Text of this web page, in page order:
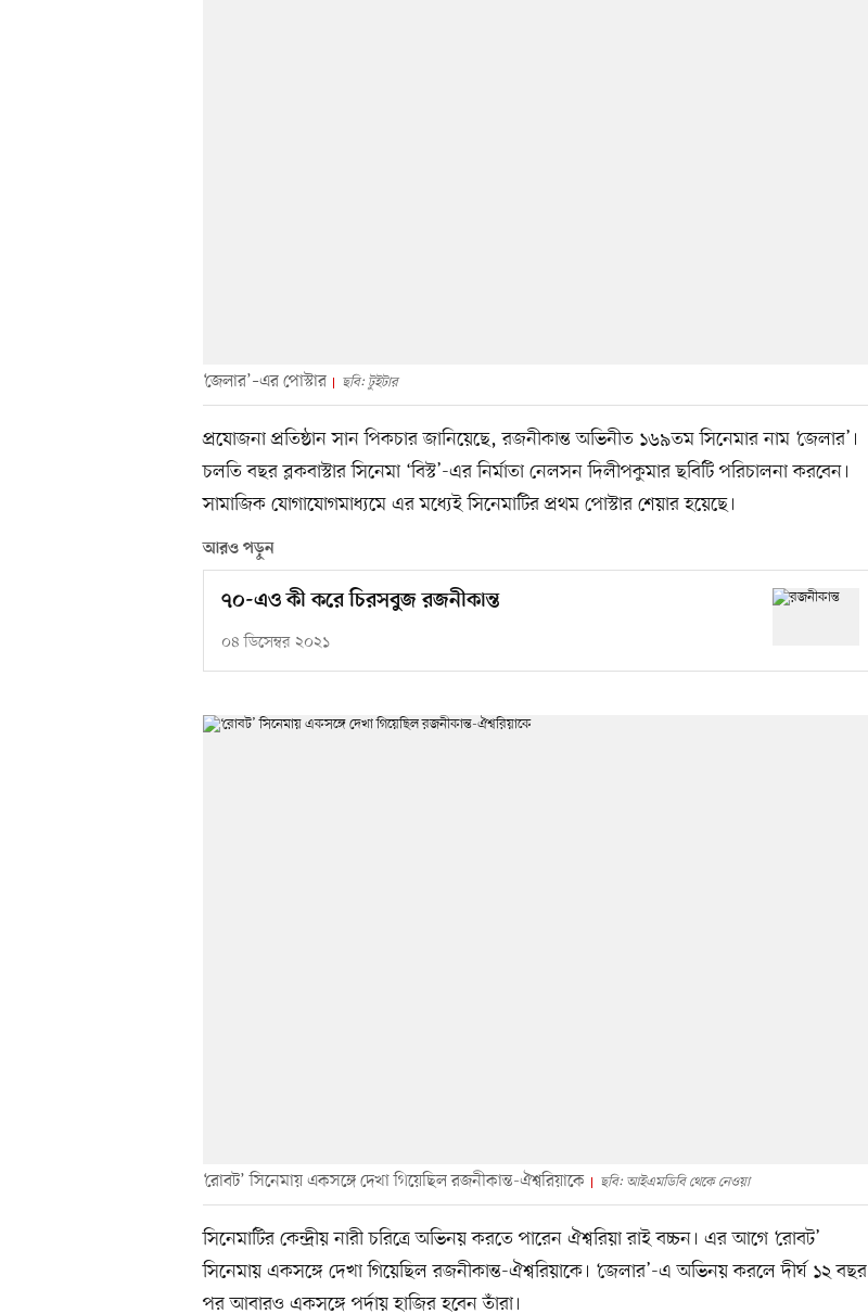
‘জেলার’–এর পোস্টার ছবি: টুইটার
প্রযোজনা প্রতিষ্ঠান সান পিকচার জানিয়েছে, রজনীকান্ত অভিনীত ১৬৯তম সিনেমার নাম ‘জেলার’।
চলতি বছর ব্লকবাস্টার সিনেমা ‘বিস্ট’-এর নির্মাতা নেলসন দিলীপকুমার ছবিটি পরিচালনা করবেন।
সামাজিক যোগাযোগমাধ্যমে এর মধ্যেই সিনেমাটির প্রথম পোস্টার শেয়ার হয়েছে।
আরও পড়ুন
৭০-এও কী করে চিরসবুজ রজনীকান্ত
০৪ ডিসেম্বর ২০২১
‘রোবট’ সিনেমায় একসঙ্গে দেখা গিয়েছিল রজনীকান্ত-ঐশ্বরিয়াকে ছবি: আইএমডিবি থেকে নেওয়া
সিনেমাটির কেন্দ্রীয় নারী চরিত্রে অভিনয় করতে পারেন ঐশ্বরিয়া রাই বচ্চন। এর আগে ‘রোবট’
সিনেমায় একসঙ্গে দেখা গিয়েছিল রজনীকান্ত-ঐশ্বরিয়াকে। ‘জেলার’-এ অভিনয় করলে দীর্ঘ ১২ বছর
পর আবারও একসঙ্গে পর্দায় হাজির হবেন তাঁরা।